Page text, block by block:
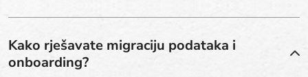
Kako rješavate migraciju podataka i
onboarding?